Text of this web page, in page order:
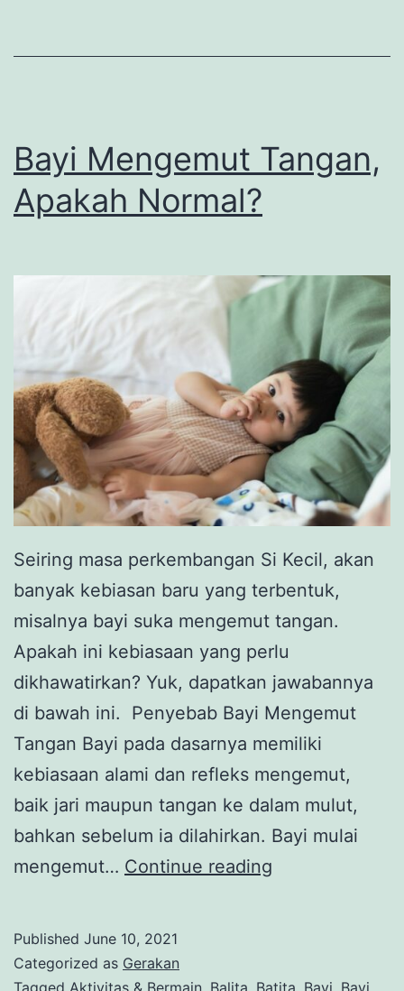
Bayi Mengemut Tangan,
Apakah Normal?
Seiring masa perkembangan Si Kecil, akan
banyak kebiasan baru yang terbentuk,
misalnya bayi suka mengemut tangan.
Apakah ini kebiasaan yang perlu
dikhawatirkan? Yuk, dapatkan jawabannya
di bawah ini. Penyebab Bayi Mengemut
Tangan Bayi pada dasarnya memiliki
kebiasaan alami dan refleks mengemut,
baik jari maupun tangan ke dalam mulut,
bahkan sebelum ia dilahirkan. Bayi mulai
mengemut… Continue reading
Published June 10, 2021
Categorized as Gerakan
Tagged Aktivitas & Bermain Balita Batita Bayi Bayi